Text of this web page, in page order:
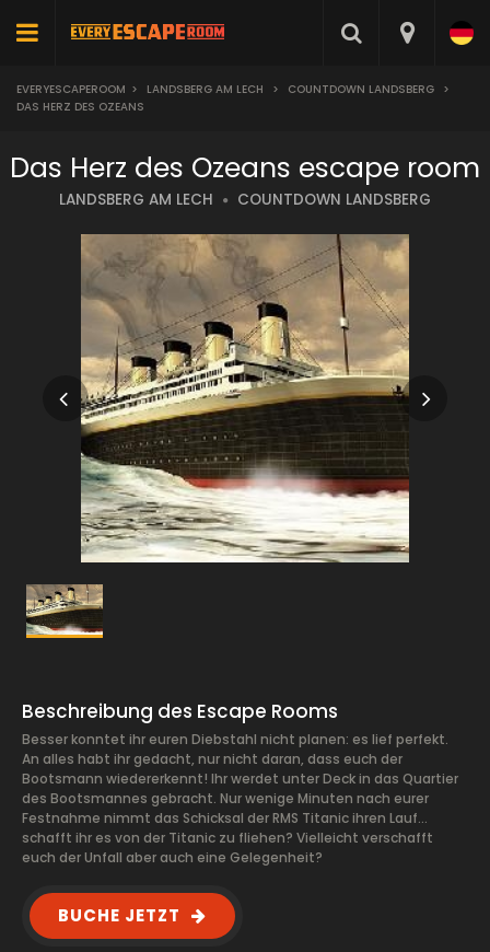
EVERYESCAPEROOM > LANDSBERG AM LECH > COUNTDOWN LANDSBERG >
DAS HERZ DES OZEANS
Das Herz des Ozeans escape room
LANDSBERG AM LECH COUNTDOWN LANDSBERG
Beschreibung des Escape Rooms
Besser konntet ihr euren Diebstahl nicht planen: es lief perfekt.
An alles habt ihr gedacht, nur nicht daran, dass euch der
Bootsmann wiedererkennt! Ihr werdet unter Deck in das Quartier
des Bootsmannes gebracht. Nur wenige Minuten nach eurer
Festnahme nimmt das Schicksal der RMS Titanic ihren Lauf…
schafft ihr es von der Titanic zu fliehen? Vielleicht verschafft
euch der Unfall aber auch eine Gelegenheit?
BUCHE JETZT